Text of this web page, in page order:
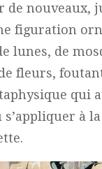
de nouveaux,
figuration
lunes, de
fleurs,
qui
s’appliquer à